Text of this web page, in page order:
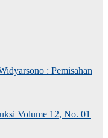
: Pemisahan
Volume 12, No. 01